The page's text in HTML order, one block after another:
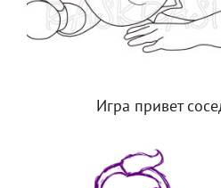
Игра привет